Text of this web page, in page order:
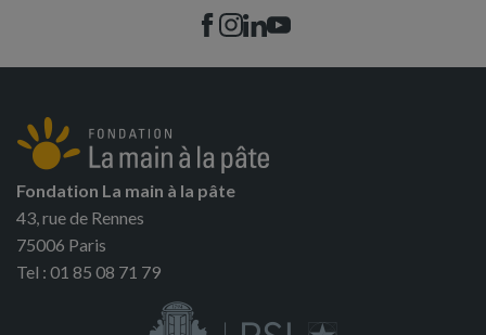
Fondation La main à la pâte
43, rue de Rennes
75006 Paris
Tel : 01 85 08 71 79